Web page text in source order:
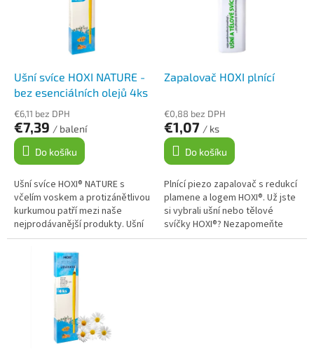
Ušní svíce HOXI NATURE -
bez esenciálních olejů 4ks
€6,11 bez DPH
€7,39 / balení
Do košíku
Ušní svíce HOXI® NATURE s
včelím voskem a protizánětlivou
kurkumou patří mezi naše
nejprodávanější produkty. Ušní
svíce HOXI® NATURE jsou
vyrobeny ze 100% bavlněného
Zapalovač HOXI plnící
€0,88 bez DPH
€1,07 / ks
Do košíku
Plnící piezo zapalovač s redukcí
plamene a logem HOXI®. Už jste
si vybrali ušní nebo tělové
svíčky HOXI®? Nezapomeňte
přidat do košíku také náš